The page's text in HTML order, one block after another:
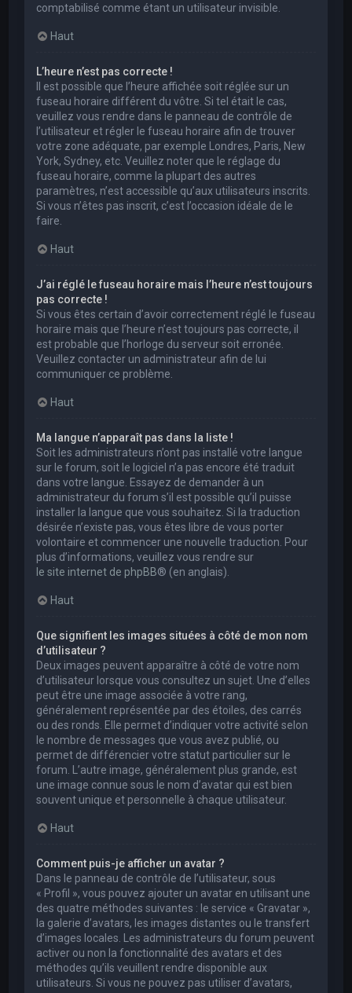
comptabilisé comme étant un utilisateur invisible.
Haut
L’heure n’est pas correcte !
Il est possible que l’heure affichée soit réglée sur un
fuseau horaire différent du vôtre. Si tel était le cas,
veuillez vous rendre dans le panneau de contrôle de
l’utilisateur et régler le fuseau horaire afin de trouver
votre zone adéquate, par exemple Londres, Paris, New
York, Sydney, etc. Veuillez noter que le réglage du
fuseau horaire, comme la plupart des autres
paramètres, n’est accessible qu’aux utilisateurs inscrits.
Si vous n’êtes pas inscrit, c’est l’occasion idéale de le
faire.
Haut
J’ai réglé le fuseau horaire mais l’heure n’est toujours
pas correcte !
Si vous êtes certain d’avoir correctement réglé le fuseau
horaire mais que l’heure n’est toujours pas correcte, il
est probable que l’horloge du serveur soit erronée.
Veuillez contacter un administrateur afin de lui
communiquer ce problème.
Haut
Ma langue n’apparaît pas dans la liste !
Soit les administrateurs n’ont pas installé votre langue
sur le forum, soit le logiciel n’a pas encore été traduit
dans votre langue. Essayez de demander à un
administrateur du forum s’il est possible qu’il puisse
installer la langue que vous souhaitez. Si la traduction
désirée n’existe pas, vous êtes libre de vous porter
volontaire et commencer une nouvelle traduction. Pour
plus d’informations, veuillez vous rendre sur
le site internet de phpBB® (en anglais).
Haut
Que signifient les images situées à côté de mon nom
d’utilisateur ?
Deux images peuvent apparaître à côté de votre nom
d’utilisateur lorsque vous consultez un sujet. Une d’elles
peut être une image associée à votre rang,
généralement représentée par des étoiles, des carrés
ou des ronds. Elle permet d’indiquer votre activité selon
le nombre de messages que vous avez publié, ou
permet de différencier votre statut particulier sur le
forum. L’autre image, généralement plus grande, est
une image connue sous le nom d’avatar qui est bien
souvent unique et personnelle à chaque utilisateur.
Haut
Comment puis-je afficher un avatar ?
Dans le panneau de contrôle de l’utilisateur, sous
« Profil », vous pouvez ajouter un avatar en utilisant une
des quatre méthodes suivantes : le service « Gravatar »,
la galerie d’avatars, les images distantes ou le transfert
d’images locales. Les administrateurs du forum peuvent
activer ou non la fonctionnalité des avatars et des
méthodes qu’ils veuillent rendre disponible aux
utilisateurs. Si vous ne pouvez pas utiliser d’avatars,